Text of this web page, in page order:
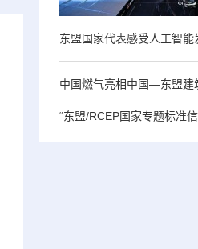
东盟国家代表感受人工智能
中国燃气亮相中国—东盟建
“东盟/RCEP国家专题标准